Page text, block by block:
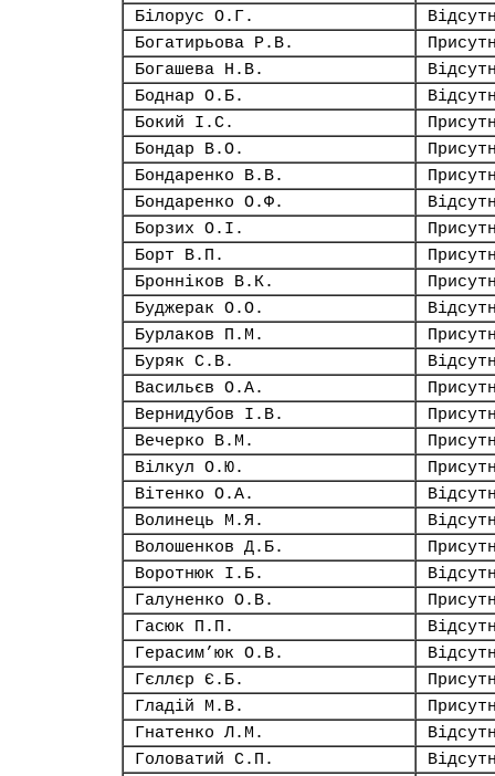
Білорус О.Г.
Богатирьова Р.В.
Богашева Н.В.
Боднар О.Б.
Бокий І.С.
Бондар В.О.
Бондаренко В.В.
Бондаренко О.Ф.
Борзих О.І.
Борт В.П.
Бронніков В.К.
Буджерак О.О.
Бурлаков П.М.
Буряк С.В.
Васильєв О.А.
Вернидубов І.В.
Вечерко В.М.
Вілкул О.Ю.
Вітенко О.А.
Волинець М.Я.
Волошенков Д.Б.
Воротнюк І.Б.
Галуненко О.В.
Гасюк П.П.
Герасим’юк О.В.
Гєллєр Є.Б.
Гладій М.В.
Гнатенко Л.М.
Головатий С.П.